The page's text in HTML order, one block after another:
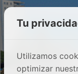
Tu
Utilizamos
optimizar